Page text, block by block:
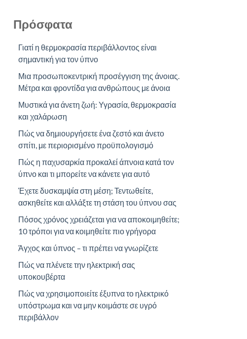
Πρόσφατα
Γιατί η θερμοκρασία περιβάλλοντος είναι
σημαντική για τον ύπνο
Μια προσωποκεντρική προσέγγιση της άνοιας.
Μέτρα και φροντίδα για ανθρώπους με άνοια
Μυστικά για άνετη ζωή: Υγρασία, θερμοκρασία
και χαλάρωση
Πώς να δημιουργήσετε ένα ζεστό και άνετο
σπίτι, με περιορισμένο προϋπολογισμό
Πώς η παχυσαρκία προκαλεί άπνοια κατά τον
ύπνο και τι μπορείτε να κάνετε για αυτό
Έχετε δυσκαμψία στη μέση; Τεντωθείτε,
ασκηθείτε και αλλάξτε τη στάση του ύπνου σας
Πόσος χρόνος χρειάζεται για να αποκοιμηθείτε;
10 τρόποι για να κοιμηθείτε πιο γρήγορα
Άγχος και ύπνος – τι πρέπει να γνωρίζετε
Πώς να πλένετε την ηλεκτρική σας
υποκουβέρτα
Πώς να χρησιμοποιείτε έξυπνα το ηλεκτρικό
υπόστρωμα και να μην κοιμάστε σε υγρό
περιβάλλον